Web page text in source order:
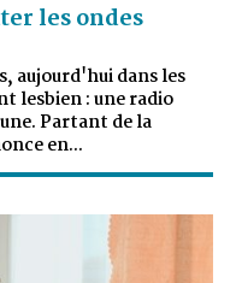
les ondes
aujourd'hui dans les
lesbien : une radio
Partant de la
en...